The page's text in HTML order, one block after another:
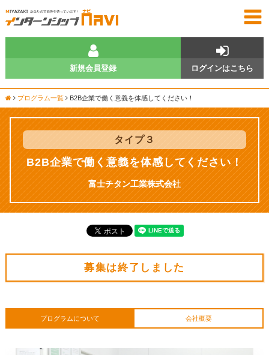
ログインはこちら
新規会員登録
プログラム一覧 B2B企業で働く意義を体感してください！
タイプ３
B2B企業で働く意義を体感してください！
富士チタン工業株式会社
募集は終了しました
プログラムについて 会社概要